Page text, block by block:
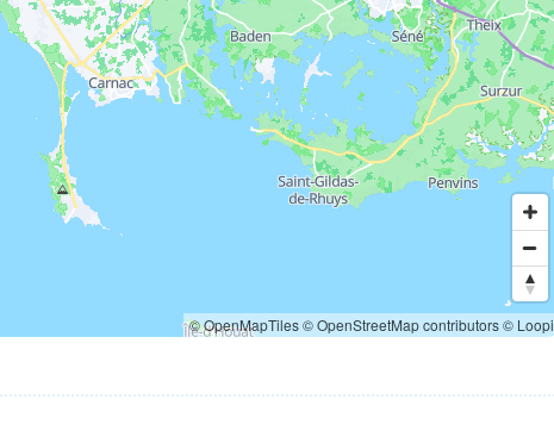
© OpenMapTiles© OpenStreetMap contributors© Loopi